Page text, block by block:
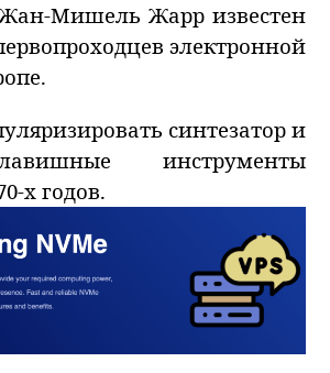
Мишель Жарр известен
электронной
синтезатор и
инструменты
х годов.